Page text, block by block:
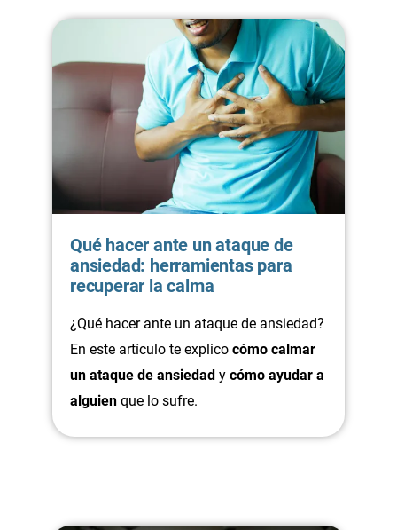
Qué hacer ante un ataque de
ansiedad: herramientas para
recuperar la calma
¿Qué hacer ante un ataque de ansiedad?
En este artículo te explico cómo calmar
un ataque de ansiedad y cómo ayudar a
alguien que lo sufre.